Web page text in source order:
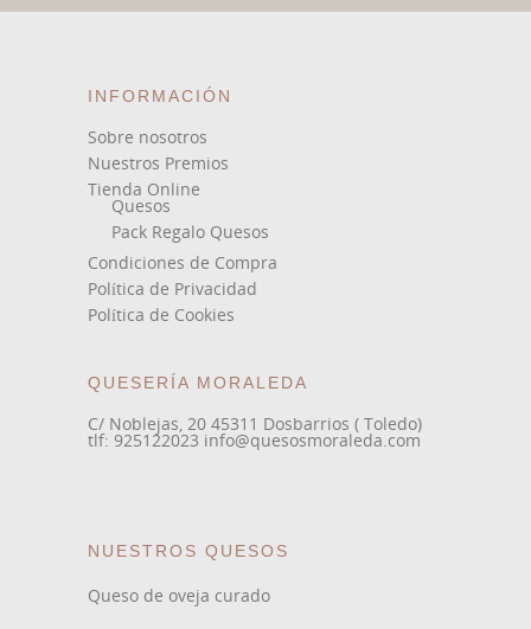
INFORMACIÓN
Sobre nosotros
Nuestros Premios
Tienda Online
Quesos
Pack Regalo Quesos
Condiciones de Compra
Política de Privacidad
Política de Cookies
QUESERÍA MORALEDA
C/ Noblejas, 20 45311 Dosbarrios ( Toledo)
tlf: 925122023 info@quesosmoraleda.com
NUESTROS QUESOS
Queso de oveja curado